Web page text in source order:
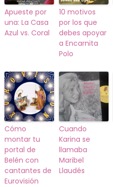
Apueste por
una: La Casa
Azul vs. Coral
10 motivos
por los que
debes apoyar
a Encarnita
Polo
Cómo
montar tu
portal de
Belén con
cantantes de
Eurovisión
Cuando
Karina se
llamaba
Maribel
Llaudés